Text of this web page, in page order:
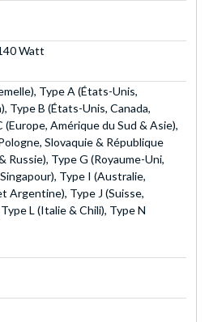
Watt
Type A (États-Unis,
Type B (États-Unis, Canada,
Amérique du Sud & Asie),
Slovaquie & République
Russie), Type G (Royaume-Uni,
Type I (Australie,
Argentine), Type J (Suisse,
L (Italie & Chili), Type N